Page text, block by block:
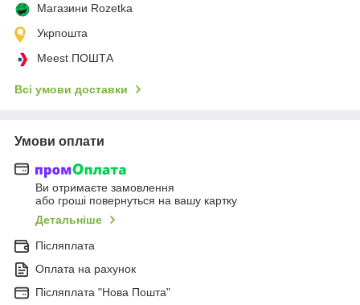
Магазини Rozetka
Укрпошта
Meest ПОШТА
Всі умови доставки
Умови оплати
Ви отримаєте замовлення
або гроші повернуться на вашу картку
Детальніше
Післяплата
Оплата на рахунок
Післяплата "Нова Пошта"